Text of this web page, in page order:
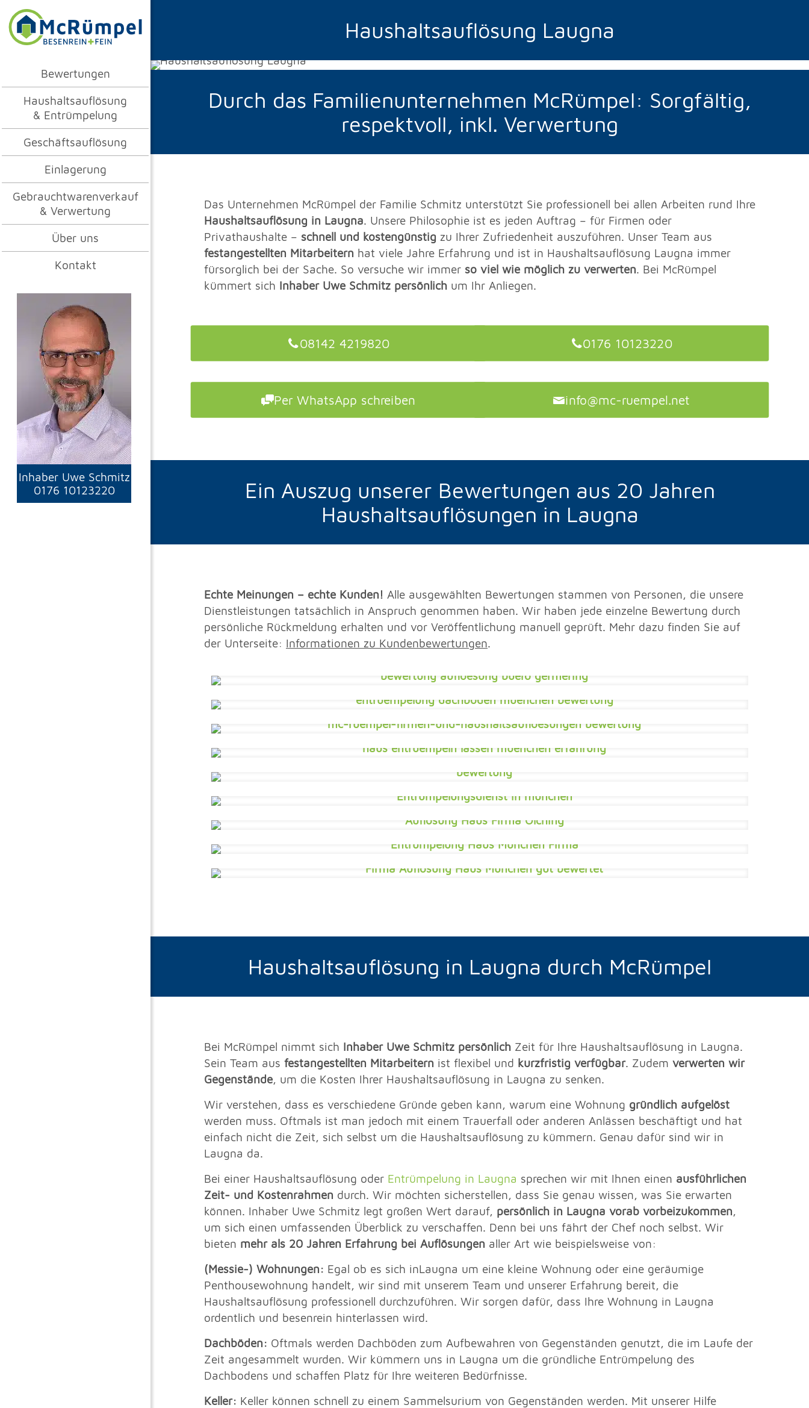
Bewertungen
Haushaltsauflösung
& Entrümpelung
Geschäftsauflösung
Einlagerung
Gebrauchtwarenverkauf
& Verwertung
Über uns
Kontakt
Inhaber Uwe Schmitz
0176 10123220
Haushaltsauflösung Laugna
Durch das Familienunternehmen McRümpel: Sorgfältig,
respektvoll, inkl. Verwertung
Das Unternehmen McRümpel der Familie Schmitz unterstützt Sie professionell bei allen Arbeiten rund Ihre
Haushaltsauflösung in Laugna. Unsere Philosophie ist es jeden Auftrag – für Firmen oder
Privathaushalte – schnell und kostengünstig zu Ihrer Zufriedenheit auszuführen. Unser Team aus
festangestellten Mitarbeitern hat viele Jahre Erfahrung und ist in Haushaltsauflösung Laugna immer
fürsorglich bei der Sache. So versuche wir immer so viel wie möglich zu verwerten. Bei McRümpel
kümmert sich Inhaber Uwe Schmitz persönlich um Ihr Anliegen.
08142 4219820 0176 10123220
Per WhatsApp schreiben info@mc-ruempel.net
Ein Auszug unserer Bewertungen aus 20 Jahren
Haushaltsauflösungen in Laugna
Echte Meinungen – echte Kunden! Alle ausgewählten Bewertungen stammen von Personen, die unsere
Dienstleistungen tatsächlich in Anspruch genommen haben. Wir haben jede einzelne Bewertung durch
persönliche Rückmeldung erhalten und vor Veröffentlichung manuell geprüft. Mehr dazu finden Sie auf
der Unterseite: Informationen zu Kundenbewertungen.
Haushaltsauflösung in Laugna durch McRümpel
Bei McRümpel nimmt sich Inhaber Uwe Schmitz persönlich Zeit für Ihre Haushaltsauflösung in Laugna.
Sein Team aus festangestellten Mitarbeitern ist flexibel und kurzfristig verfügbar. Zudem verwerten wir
Gegenstände, um die Kosten Ihrer Haushaltsauflösung in Laugna zu senken.
Wir verstehen, dass es verschiedene Gründe geben kann, warum eine Wohnung gründlich aufgelöst
werden muss. Oftmals ist man jedoch mit einem Trauerfall oder anderen Anlässen beschäftigt und hat
einfach nicht die Zeit, sich selbst um die Haushaltsauflösung zu kümmern. Genau dafür sind wir in
Laugna da.
Bei einer Haushaltsauflösung oder Entrümpelung in Laugna sprechen wir mit Ihnen einen ausführlichen
Zeit- und Kostenrahmen durch. Wir möchten sicherstellen, dass Sie genau wissen, was Sie erwarten
können. Inhaber Uwe Schmitz legt großen Wert darauf, persönlich in Laugna vorab vorbeizukommen,
um sich einen umfassenden Überblick zu verschaffen. Denn bei uns fährt der Chef noch selbst. Wir
bieten mehr als 20 Jahren Erfahrung bei Auflösungen aller Art wie beispielsweise von:
(Messie-) Wohnungen: Egal ob es sich inLaugna um eine kleine Wohnung oder eine geräumige
Penthousewohnung handelt, wir sind mit unserem Team und unserer Erfahrung bereit, die
Haushaltsauflösung professionell durchzuführen. Wir sorgen dafür, dass Ihre Wohnung in Laugna
ordentlich und besenrein hinterlassen wird.
Dachböden: Oftmals werden Dachböden zum Aufbewahren von Gegenständen genutzt, die im Laufe der
Zeit angesammelt wurden. Wir kümmern uns in Laugna um die gründliche Entrümpelung des
Dachbodens und schaffen Platz für Ihre weiteren Bedürfnisse.
Keller: Keller können schnell zu einem Sammelsurium von Gegenständen werden. Mit unserer Hilfe